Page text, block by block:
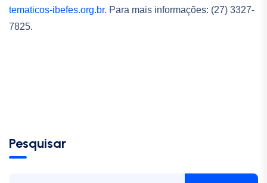
tematicos-ibefes.org.br. Para mais informações: (27) 3327-
7825.
Pesquisar